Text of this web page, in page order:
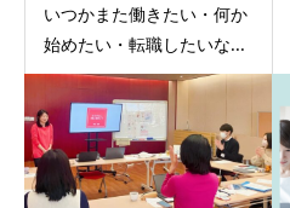
いつかまた働きたい・何か
始めたい・転職したいな...